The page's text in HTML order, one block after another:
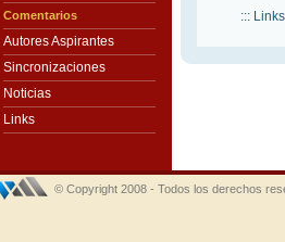
Comentarios
Autores Aspirantes
Sincronizaciones
Noticias
Links
::: Links
© Copyright 2008 - Todos los derechos